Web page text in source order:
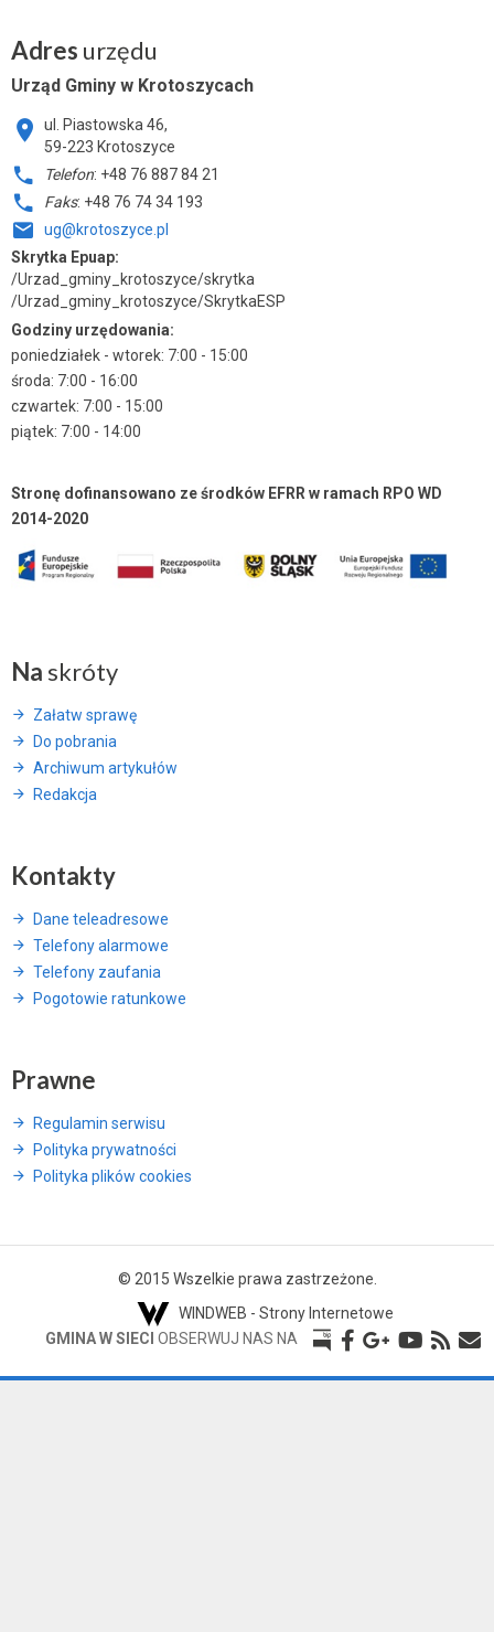
Adres urzędu
Urząd Gminy w Krotoszycach
ul. Piastowska 46,
59-223 Krotoszyce
Telefon: +48 76 887 84 21
Faks: +48 76 74 34 193
ug@krotoszyce.pl
Skrytka Epuap:
/Urzad_gminy_krotoszyce/skrytka
/Urzad_gminy_krotoszyce/SkrytkaESP
Godziny urzędowania:
poniedziałek - wtorek: 7:00 - 15:00
środa: 7:00 - 16:00
czwartek: 7:00 - 15:00
piątek: 7:00 - 14:00
Stronę dofinansowano ze środków EFRR w ramach RPO WD
2014-2020
Na skróty
Załatw sprawę
Do pobrania
Archiwum artykułów
Redakcja
Kontakty
Dane teleadresowe
Telefony alarmowe
Telefony zaufania
Pogotowie ratunkowe
Prawne
Regulamin serwisu
Polityka prywatności
Polityka plików cookies
© 2015 Wszelkie prawa zastrzeżone.
WINDWEB - Strony Internetowe
GMINA W SIECI OBSERWUJ NAS NA